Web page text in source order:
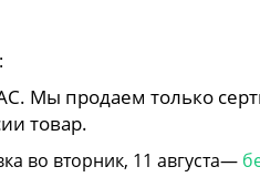
Мы продаем только
товар.
во вторник, 11 августа—